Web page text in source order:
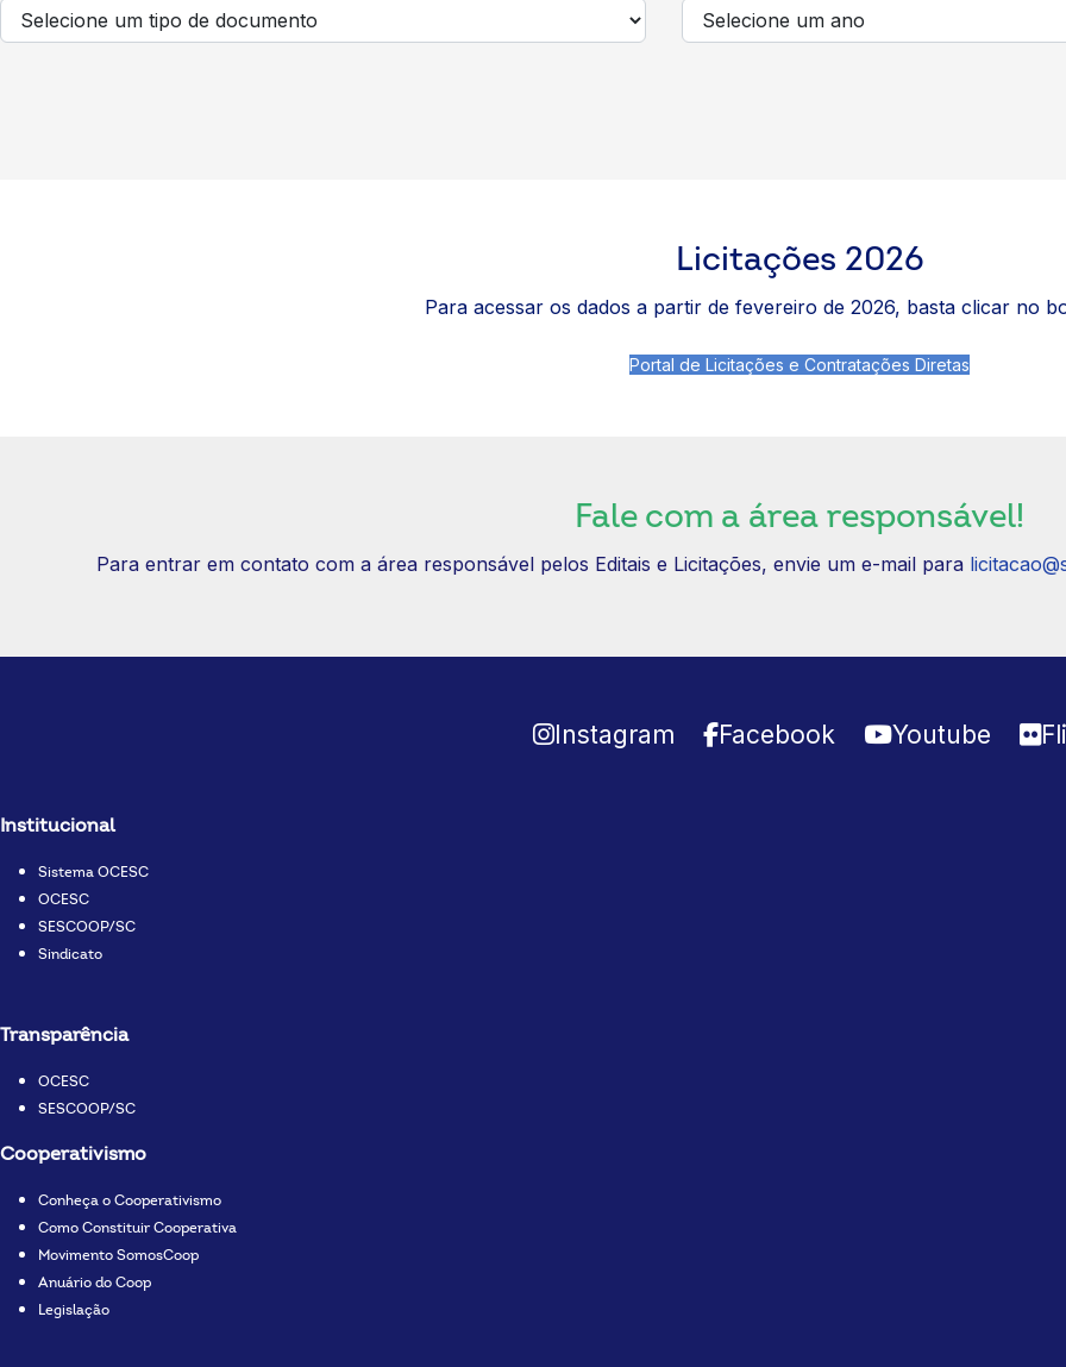
Licitações 2026
Para acessar os dados a partir de fevereiro de 2026, basta clicar no
Portal de Licitações e Contratações Diretas
Fale com a área responsável!
Para entrar em contato com a área responsável pelos Editais e Licitações, envie um e-mail para
Instagram Facebook Youtube
Institucional
Sistema OCESC
OCESC
SESCOOP/SC
Sindicato
Transparência
OCESC
SESCOOP/SC
Cooperativismo
Conheça o Cooperativismo
Como Constituir Cooperativa
Movimento SomosCoop
Anuário do Coop
Legislação